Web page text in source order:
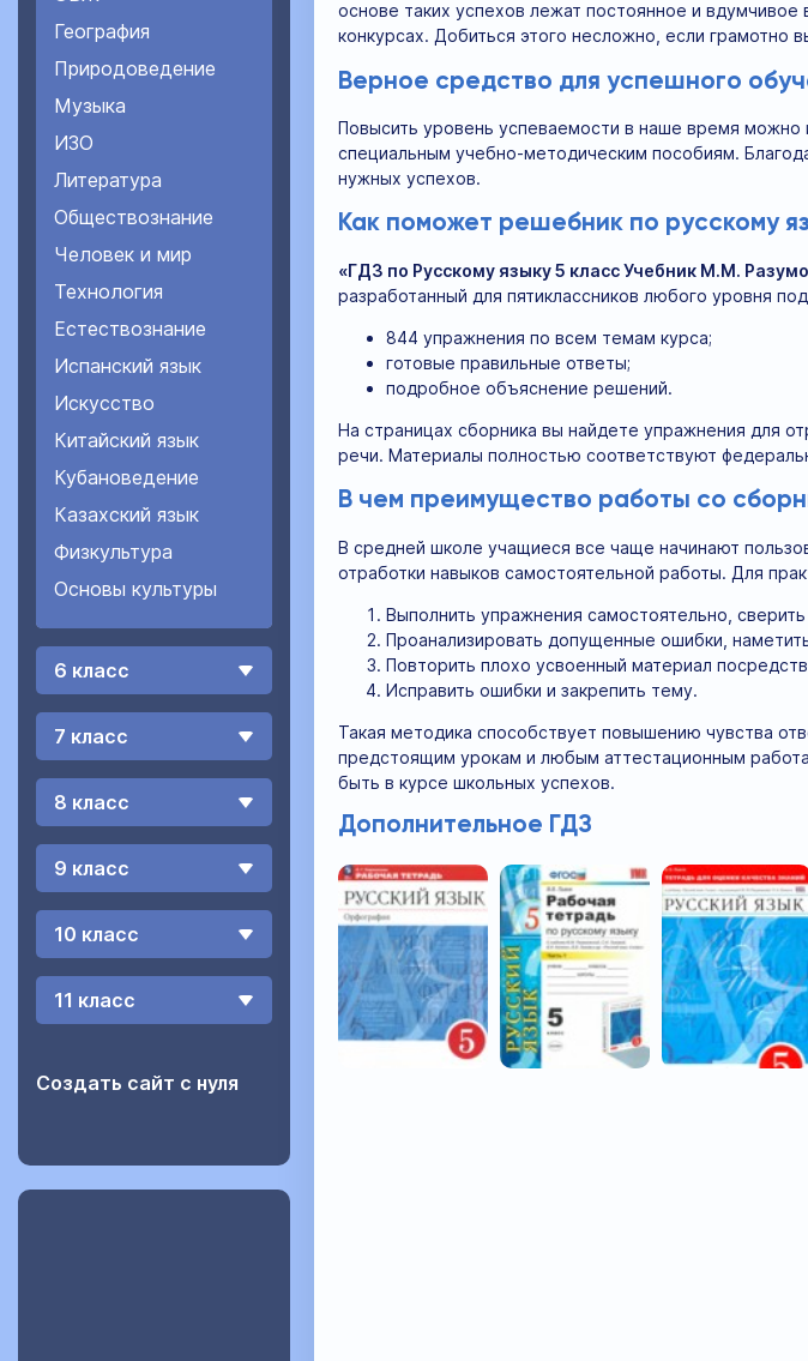
География
Природоведение
Музыка
ИЗО
Литература
Обществознание
Человек и мир
Технология
Естествознание
Испанский язык
Искусство
Китайский язык
Кубановедение
Казахский язык
Физкультура
Основы культуры
6 класс
7 класс
8 класс
9 класс
10 класс
11 класс
Создать сайт с нуля
основе таких успехов лежат постоянное и
конкурсах. Добиться этого несложно, если грамотно
Верное средство для успешного
Повысить уровень успеваемости в наше время можно
специальным учебно-методическим пособиям.
нужных успехов.
Как поможет решебник по русскому
«ГДЗ по Русскому языку 5 класс Учебник М.М.
разработанный для пятиклассников любого уровня
844 упражнения по всем темам курса;
готовые правильные ответы;
подробное объяснение решений.
На страницах сборника вы найдете упражнения для
речи. Материалы полностью соответствуют
В чем преимущество работы со
В средней школе учащиеся все чаще начинают
отработки навыков самостоятельной работы. Для
Выполнить упражнения самостоятельно,
Проанализировать допущенные ошибки,
Повторить плохо усвоенный материал
Исправить ошибки и закрепить тему.
Такая методика способствует повышению чувства
предстоящим урокам и любым аттестационным
быть в курсе школьных успехов.
Дополнительное ГДЗ